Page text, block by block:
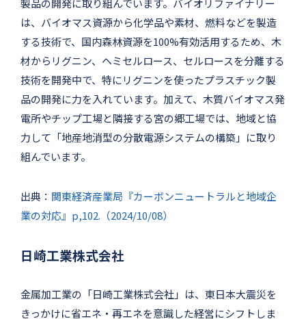
製品の開発に取り組んでいます。バイオリファイナリー
は、バイオマス資源から化学品や素材、燃料などを製造
する技術で、国内森林資源を100%有効活用するため、木
材からリグニン、ヘミセルロース、セルロースを分離する
技術を開発中で、特にリグニンを使ったプラスチック製
品の開発に力を入れています。加えて、木質バイオマス発
電所やチップ工場と隣接する宮の郷工場では、地域と協
力して「地産地消型の分散電源システムの構築」に取り
組んでいます。
出典： 関東経済産業局『カーボンニュートラルと地域企
業の対応』p,102.（2024/10/08）
日崎工業株式会社
金属加工業の「日崎工業株式会社」は、東日本大震災を
きっかけに省エネ・再エネを意識した経営にシフトしま